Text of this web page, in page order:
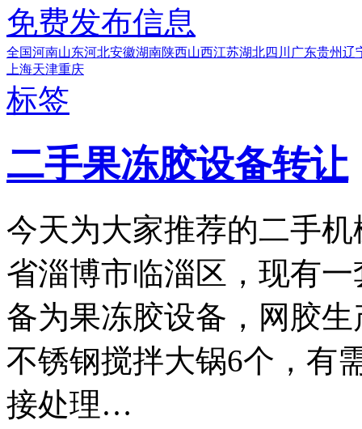
免费发布信息
全国河南山东河北安徽湖南陕西山西江苏湖北四川 广东贵州辽
上海天津重庆
标签
二手果冻胶设备转让
今天为大家推荐的二手
省淄博市临淄区，现有
备为果冻胶设备，网胶
不锈钢搅拌大锅6个，有
接处理…